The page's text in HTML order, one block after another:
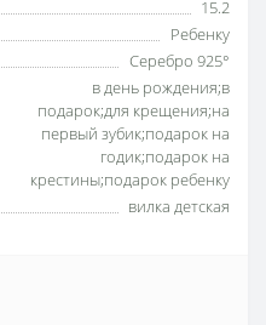
15.2
Ребенку
Серебро 925°
в день рождения;в
подарок;для крещения;на
первый зубик;подарок на
годик;подарок на
крестины;подарок ребенку
вилка детская